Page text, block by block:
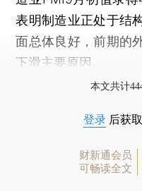
表明制造业正处于结
面总体良好，前期的
下滑主要原因。
本文共计
登录 后获
财新通会员
可畅读全文